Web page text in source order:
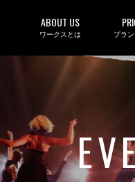
ABOUT US
ワークスとは プラ